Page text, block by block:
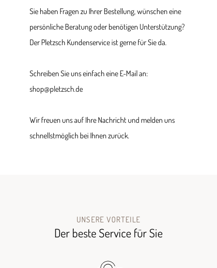
Sie haben Fragen zu Ihrer Bestellung, wünschen eine
persönliche Beratung oder benötigen Unterstützung?
Der Pletzsch Kundenservice ist gerne für Sie da.
Schreiben Sie uns einfach eine E-Mail an:
shop@pletzsch.de
Wir freuen uns auf Ihre Nachricht und melden uns
schnellstmöglich bei Ihnen zurück.
UNSERE VORTEILE
Der beste Service für Sie